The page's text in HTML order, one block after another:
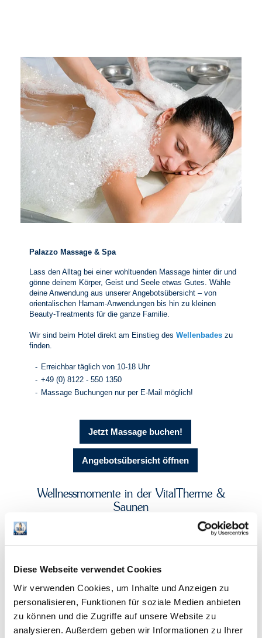
Diese Webseite verwendet Cookies
Wir verwenden Cookies, um Inhalte und Anzeigen zu
personalisieren, Funktionen für soziale Medien anbieten
zu können und die Zugriffe auf unsere Website zu
analysieren. Außerdem geben wir Informationen zu Ihrer
Palazzo Massage & Spa
Lass den Alltag bei einer wohltuenden Massage hinter dir und
gönne deinem Körper, Geist und Seele etwas Gutes. Wähle
deine Anwendung aus unserer Angebotsübersicht – von
orientalischen Hamam-Anwendungen bis hin zu kleinen
Beauty-Treatments für die ganze Familie.
Wir sind beim Hotel direkt am Einstieg des Wellenbades zu
finden.
Erreichbar täglich von 10-18 Uhr
+49 (0) 8122 - 550 1350
Massage Buchungen nur per E-Mail möglich!
Jetzt Massage buchen!
Angebotsübersicht öffnen
Wellnessmomente in der VitalTherme &
Saunen